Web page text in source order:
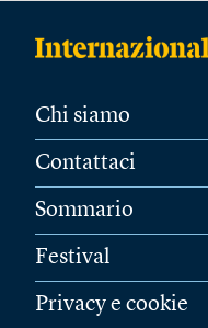
Chi siamo
Contattaci
Sommario
Festival
Privacy e cookie